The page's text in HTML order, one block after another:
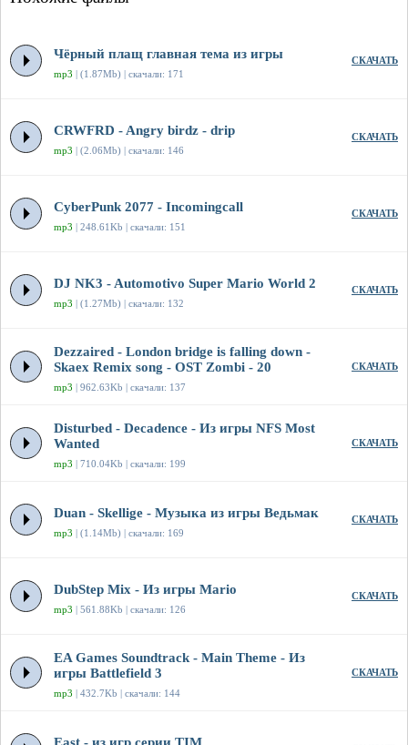
Чёрный плащ главная тема из игры
mp3 | (1.87Mb) | скачали: 171
СКАЧАТЬ
CRWFRD - Angry birdz - drip
mp3 | (2.06Mb) | скачали: 146
СКАЧАТЬ
CyberPunk 2077 - Incomingcall
mp3 | 248.61Kb | скачали: 151
СКАЧАТЬ
DJ NK3 - Automotivo Super Mario World 2
mp3 | (1.27Mb) | скачали: 132
СКАЧАТЬ
Dezzaired - London bridge is falling down -
Skaex Remix song - OST Zombi - 20
mp3 | 962.63Kb | скачали: 137
СКАЧАТЬ
Disturbed - Decadence - Из игры NFS Most
Wanted
mp3 | 710.04Kb | скачали: 199
СКАЧАТЬ
Duan - Skellige - Музыка из игры Ведьмак
mp3 | (1.14Mb) | скачали: 169
СКАЧАТЬ
DubStep Mix - Из игры Mario
mp3 | 561.88Kb | скачали: 126
СКАЧАТЬ
EA Games Soundtrack - Main Theme - Из
игры Battlefield 3
mp3 | 432.7Kb | скачали: 144
СКАЧАТЬ